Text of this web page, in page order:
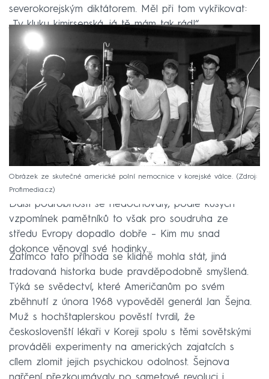
severokorejským diktátorem. Měl při tom vykřikovat:
„Ty kluku kimirsenská, já tě mám tak rád!“
Obrázek ze skutečné americké polní nemocnice v korejské válce.
Zdroj:
Profimedia.cz
Další podrobnosti se nedochovaly, podle kusých
vzpomínek pamětníků to však pro soudruha ze
středu Evropy dopadlo dobře – Kim mu snad
dokonce věnoval své hodinky…
Zatímco tato příhoda se klidně mohla stát, jiná
tradovaná historka bude pravděpodobně smyšlená.
Týká se svědectví, které Američanům po svém
zběhnutí z února 1968 vypověděl generál Jan Šejna.
Muž s hochštaplerskou pověstí tvrdil, že
českoslovenští lékaři v Koreji spolu s těmi sovětskými
prováděli experimenty na amerických zajatcích s
cílem zlomit jejich psychickou odolnost. Šejnova